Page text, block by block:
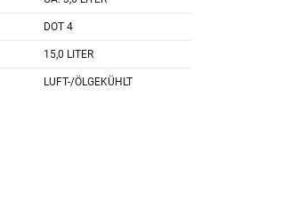
DOT 4
15,0 LITER
LUFT-/ÖLGEKÜHLT